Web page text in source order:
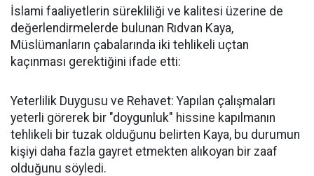
İslami faaliyetlerin sürekliliği ve kalitesi üzerine de
değerlendirmelerde bulunan Rıdvan Kaya,
Müslümanların çabalarında iki tehlikeli uçtan
kaçınması gerektiğini ifade etti:
Yeterlilik Duygusu ve Rehavet: Yapılan çalışmaları
yeterli görerek bir "doygunluk" hissine kapılmanın
tehlikeli bir tuzak olduğunu belirten Kaya, bu durumun
kişiyi daha fazla gayret etmekten alıkoyan bir zaaf
olduğunu söyledi.